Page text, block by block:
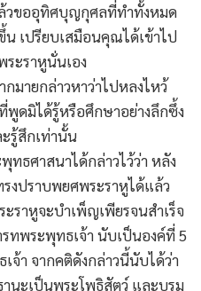
วขออุทิศบุญกุศลที่ทำทั้งหมด
เปรียบเสมือนคุณได้เข้าไป
ะราหูนั่นเอง
มายกล่าวหาว่าไปหลงไหว้
ดมิได้รู้หรือศึกษาอย่างลึกซึ้ง
รู้สึกเท่านั้น
ธศาสนาได้กล่าวไว้ว่า หลัง
งปราบพยศพระราหูได้แล้ว
ราหูจะบำเพ็ญเพียรจนสำเร็จ
ทพระพุทธเจ้า นับเป็นองค์ที่ 5
จ้า จากคติดังกล่าวนี้นับได้ว่า
นะเป็นพระโพธิสัตว์ และบรม